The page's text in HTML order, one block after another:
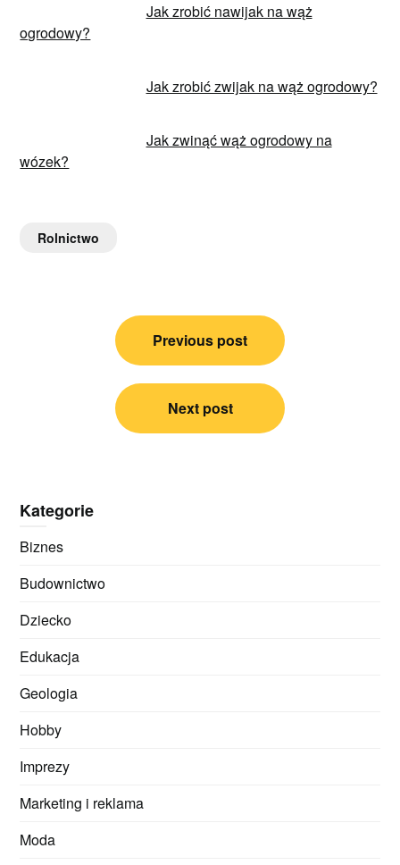
Jak zrobić nawijak na wąż
ogrodowy?
Jak zrobić zwijak na wąż ogrodowy?
Jak zwinąć wąż ogrodowy na
wózek?
Rolnictwo
Nawigacja
Previous post
Next post
Kategorie
Biznes
Budownictwo
Dziecko
Edukacja
Geologia
Hobby
Imprezy
Marketing i reklama
Moda